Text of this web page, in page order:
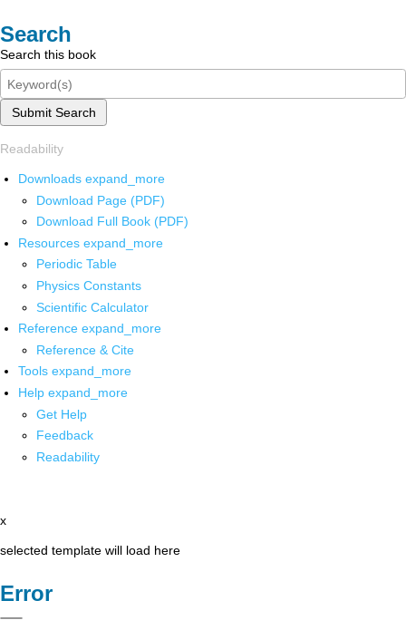
Search
Search this book
Submit Search
Readability
Downloads expand_more
Download Page (PDF)
Download Full Book (PDF)
Resources expand_more
Periodic Table
Physics Constants
Scientific Calculator
Reference expand_more
Reference & Cite
Tools expand_more
Help expand_more
Get Help
Feedback
Readability
x
selected template will load here
Error